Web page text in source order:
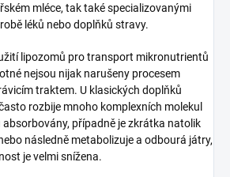
mléce, tak také specializovanými
léků nebo doplňků stravy.
lipozomů pro transport mikronutrientů
nejsou nijak narušeny procesem
traktem. U klasických doplňků
rozbije mnoho komplexních molekul
absorbovány, případně je zkrátka natolik
následně metabolizuje a odbourá játry,
je velmi snížena.